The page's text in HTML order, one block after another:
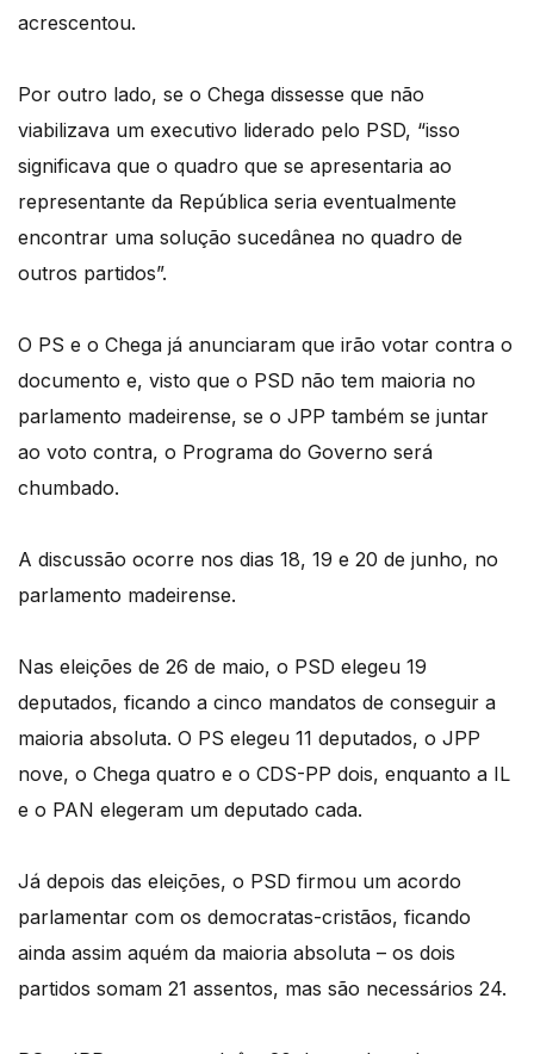
acrescentou.
Por outro lado, se o Chega dissesse que não
viabilizava um executivo liderado pelo PSD, “isso
significava que o quadro que se apresentaria ao
representante da República seria eventualmente
encontrar uma solução sucedânea no quadro de
outros partidos”.
O PS e o Chega já anunciaram que irão votar contra o
documento e, visto que o PSD não tem maioria no
parlamento madeirense, se o JPP também se juntar
ao voto contra, o Programa do Governo será
chumbado.
A discussão ocorre nos dias 18, 19 e 20 de junho, no
parlamento madeirense.
Nas eleições de 26 de maio, o PSD elegeu 19
deputados, ficando a cinco mandatos de conseguir a
maioria absoluta. O PS elegeu 11 deputados, o JPP
nove, o Chega quatro e o CDS-PP dois, enquanto a IL
e o PAN elegeram um deputado cada.
Já depois das eleições, o PSD firmou um acordo
parlamentar com os democratas-cristãos, ficando
ainda assim aquém da maioria absoluta – os dois
partidos somam 21 assentos, mas são necessários 24.